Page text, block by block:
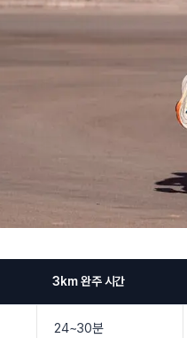
3km 완주 시간
24~30분